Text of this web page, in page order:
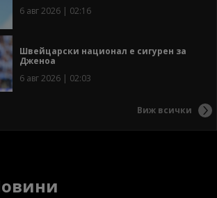
6 авг 2026 | 02:16
Швейцарски национал е сигурен за
Дженоа
6 авг 2026 | 02:03
Виж всички